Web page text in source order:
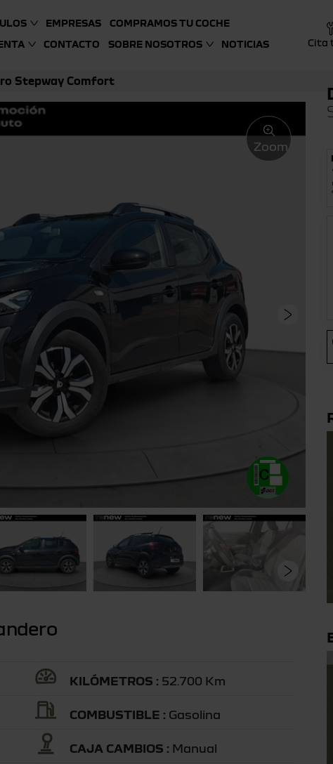
EMPRESAS
COMPRAMOS TU COCHE
CONTACTO SOBRE NOSOTROS NOTICIAS Cita
Stepway Comfort
Zoom
KILÓMETROS : 52.700 Km
COMBUSTIBLE : Gasolina
CAJA CAMBIOS : Manual